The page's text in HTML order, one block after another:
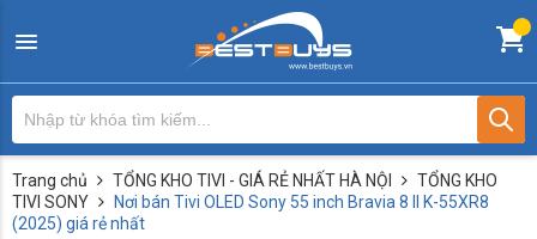
Trang chủ TỔNG KHO TIVI - GIÁ RẺ NHẤT HÀ NỘI
TỔNG KHO
TIVI SONY
Nơi bán Tivi OLED Sony 55 inch Bravia 8 II K-55XR8
(2025) giá rẻ nhất